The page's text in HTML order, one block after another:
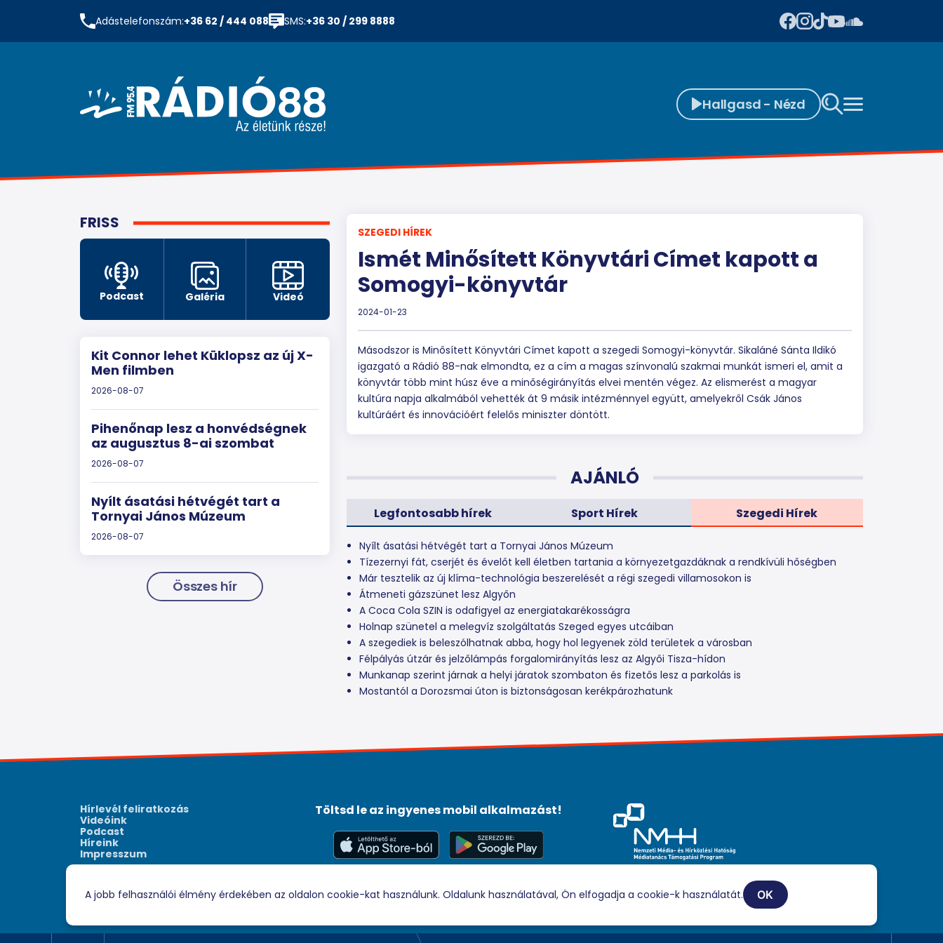
Adástelefonszám:+36 62 / 444 088 SMS:+36 30 / 299 8888
Hallgasd - Nézd
FRISS
Podcast Galéria Videó
Kit Connor lehet Küklopsz az új X-
Men filmben
2026-08-07
Pihenőnap lesz a honvédségnek
az augusztus 8-ai szombat
2026-08-07
Nyílt ásatási hétvégét tart a
Tornyai János Múzeum
2026-08-07
Összes hír
SZEGEDI HÍREK
Ismét Minősített Könyvtári Címet kapott a
Somogyi-könyvtár
2024-01-23
Másodszor is Minősített Könyvtári Címet kapott a szegedi Somogyi-könyvtár. Sikaláné Sánta Ildikó
igazgató a Rádió 88-nak elmondta, ez a cím a magas színvonalú szakmai munkát ismeri el, amit a
könyvtár több mint húsz éve a minőségirányítás elvei mentén végez. Az elismerést a magyar
kultúra napja alkalmából vehették át 9 másik intézménnyel együtt, amelyekről Csák János
kultúráért és innovációért felelős miniszter döntött.
AJÁNLÓ
Legfontosabb hírek Sport Hírek Szegedi Hírek
Nyílt ásatási hétvégét tart a Tornyai János Múzeum
Tízezernyi fát, cserjét és évelőt kell életben tartania a környezetgazdáknak a rendkívüli hőségben
Már tesztelik az új klíma-technológia beszerelését a régi szegedi villamosokon is
Átmeneti gázszünet lesz Algyőn
A Coca Cola SZIN is odafigyel az energiatakarékosságra
Holnap szünetel a melegvíz szolgáltatás Szeged egyes utcáiban
A szegediek is beleszólhatnak abba, hogy hol legyenek zöld területek a városban
Félpályás útzár és jelzőlámpás forgalomirányítás lesz az Algyői Tisza-hídon
Munkanap szerint járnak a helyi járatok szombaton és fizetős lesz a parkolás is
Mostantól a Dorozsmai úton is biztonságosan kerékpározhatunk
Hírlevél feliratkozás
Videóink
Podcast
Híreink
Impresszum
Töltsd le az ingyenes mobil alkalmazást!
Támogatási Program keretében támogatja.
A jobb felhasználói élmény érdekében az oldalon cookie-kat használunk. Oldalunk használatával, Ön elfogadja a cookie-k használatát. OK